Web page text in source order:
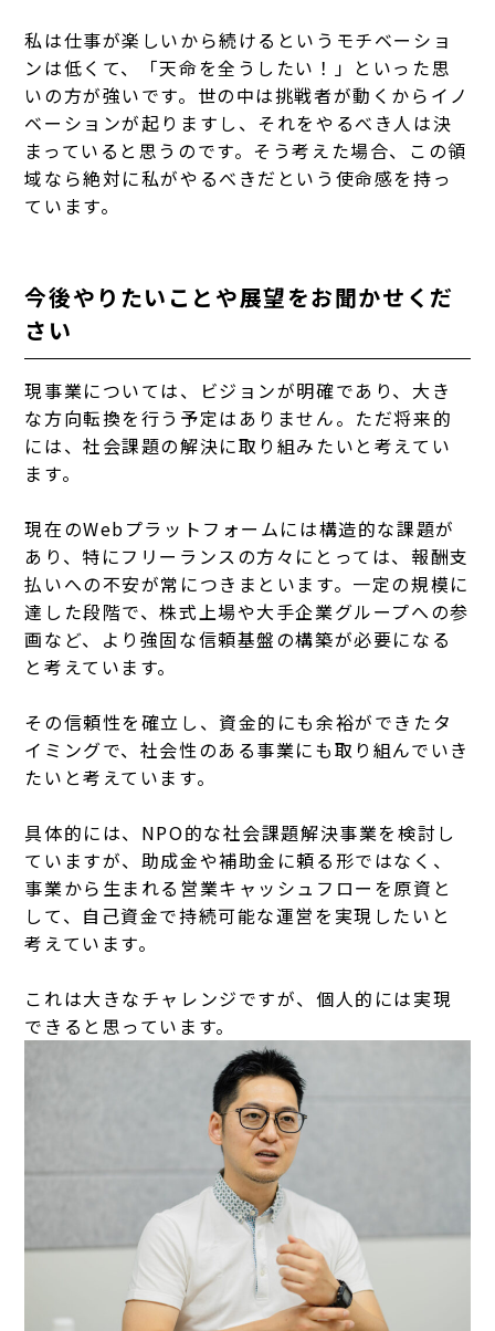
私は仕事が楽しいから続けるというモチベーショ
ンは低くて、「天命を全うしたい！」といった思
いの方が強いです。世の中は挑戦者が動くからイノ
ベーションが起りますし、それをやるべき人は決
まっていると思うのです。そう考えた場合、この領
域なら絶対に私がやるべきだという使命感を持っ
ています。
今後やりたいことや展望をお聞かせくだ
さい
現事業については、ビジョンが明確であり、大き
な方向転換を行う予定はありません。ただ将来的
には、社会課題の解決に取り組みたいと考えてい
ます。
現在のWebプラットフォームには構造的な課題が
あり、特にフリーランスの方々にとっては、報酬支
払いへの不安が常につきまといます。一定の規模に
達した段階で、株式上場や大手企業グループへの参
画など、より強固な信頼基盤の構築が必要になる
と考えています。
その信頼性を確立し、資金的にも余裕ができたタ
イミングで、社会性のある事業にも取り組んでいき
たいと考えています。
具体的には、NPO的な社会課題解決事業を検討し
ていますが、助成金や補助金に頼る形ではなく、
事業から生まれる営業キャッシュフローを原資と
して、自己資金で持続可能な運営を実現したいと
考えています。
これは大きなチャレンジですが、個人的には実現
できると思っています。